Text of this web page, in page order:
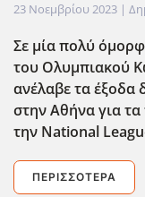
23 Νοεμβρίου 2023 |
Σε μία πολύ
του Ολυμπιακού
ανέλαβε τα έξοδα
στην Αθήνα για τα
την National
ΠΕΡΙΣΣΌΤΕΡΑ